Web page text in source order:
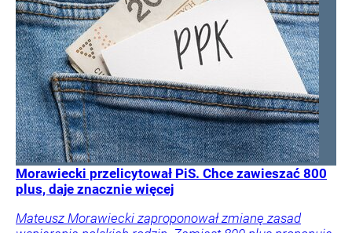
Morawiecki przelicytował PiS. Chce zawieszać 800
plus, daje znacznie więcej
Mateusz Morawiecki zaproponował zmianę zasad